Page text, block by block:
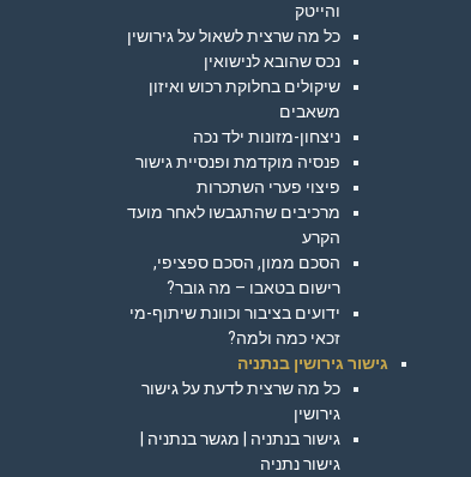
והייטק
כל מה שרצית לשאול על גירושין
נכס שהובא לנישואין
שיקולים בחלוקת רכוש ואיזון
משאבים
ניצחון-מזונות ילד נכה
פנסיה מוקדמת ופנסיית גישור
פיצוי פערי השתכרות
מרכיבים שהתגבשו לאחר מועד
הקרע
הסכם ממון, הסכם ספציפי,
רישום בטאבו – מה גובר?
ידועים בציבור וכוונת שיתוף-מי
זכאי כמה ולמה?
גישור גירושין בנתניה
כל מה שרצית לדעת על גישור
גירושין
גישור בנתניה | מגשר בנתניה |
גישור נתניה